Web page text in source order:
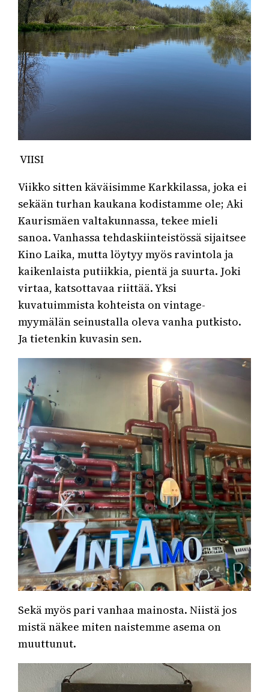
VIISI
Viikko sitten käväisimme Karkkilassa, joka ei
sekään turhan kaukana kodistamme ole; Aki
Kaurismäen valtakunnassa, tekee mieli
sanoa. Vanhassa tehdaskiinteistössä sijaitsee
Kino Laika, mutta löytyy myös ravintola ja
kaikenlaista putiikkia, pientä ja suurta. Joki
virtaa, katsottavaa riittää. Yksi
kuvatuimmista kohteista on vintage-
myymälän seinustalla oleva vanha putkisto.
Ja tietenkin kuvasin sen.
Sekä myös pari vanhaa mainosta. Niistä jos
mistä näkee miten naistemme asema on
muuttunut.